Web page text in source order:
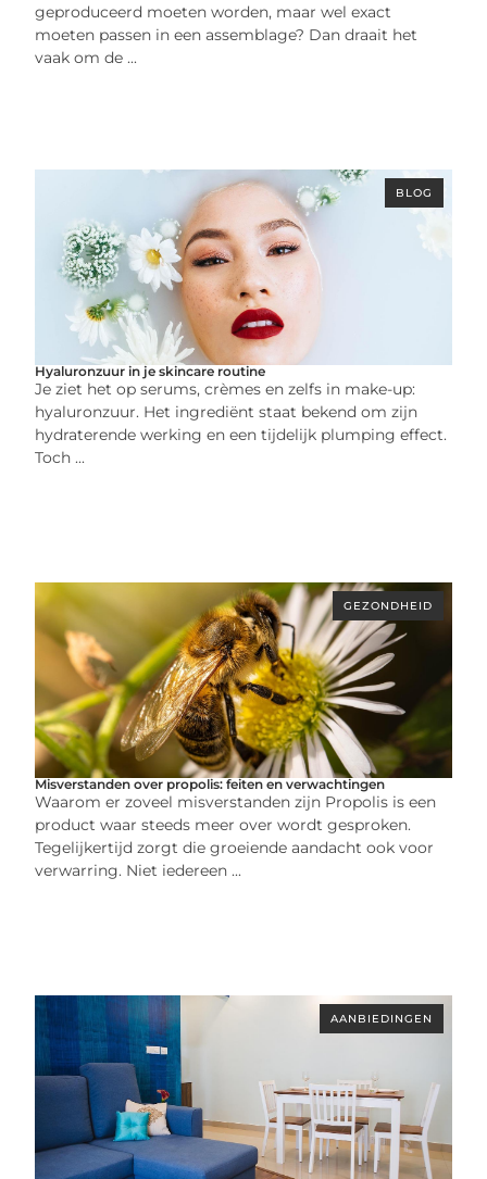
geproduceerd moeten worden, maar wel exact
moeten passen in een assemblage? Dan draait het
vaak om de ...
BLOG
Hyaluronzuur in je skincare routine
Je ziet het op serums, crèmes en zelfs in make-up:
hyaluronzuur. Het ingrediënt staat bekend om zijn
hydraterende werking en een tijdelijk plumping effect.
Toch ...
GEZONDHEID
Misverstanden over propolis: feiten en verwachtingen
Waarom er zoveel misverstanden zijn Propolis is een
product waar steeds meer over wordt gesproken.
Tegelijkertijd zorgt die groeiende aandacht ook voor
verwarring. Niet iedereen ...
AANBIEDINGEN